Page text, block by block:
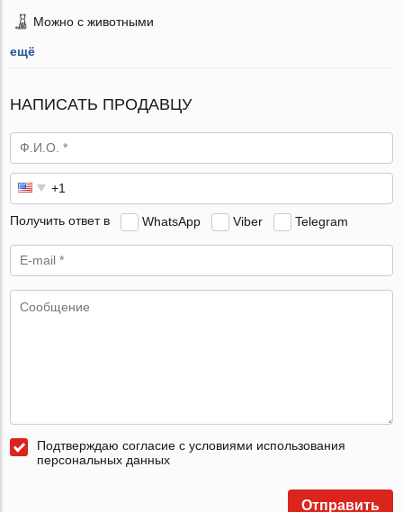
Можно с животными
ещё
НАПИСАТЬ ПРОДАВЦУ
Получить ответ в WhatsApp Viber Telegram
Подтверждаю согласие с условиями использования
персональных данных
Отправить